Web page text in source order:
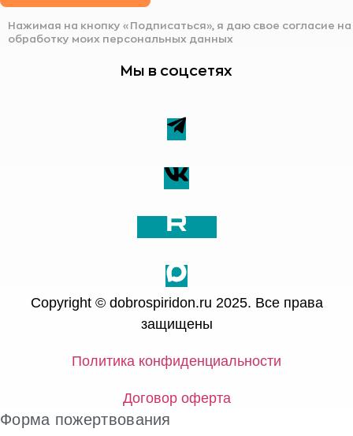
Нажимая на кнопку «Подписаться», я даю свое согласие на
обработку моих персональных данных
Мы в соцсетях
Copyright © dobrospiridon.ru 2025. Все права
защищены
Политика конфиденциальности
Договор оферта
Форма пожертвования